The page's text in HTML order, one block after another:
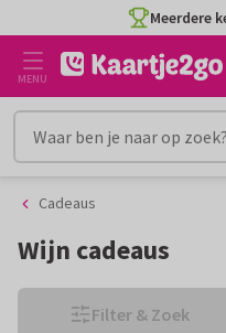
naar
inhoud
naar
het
filter
Meerdere
MENU
Cadeaus
Wijn cadeaus
Filter & Zoek